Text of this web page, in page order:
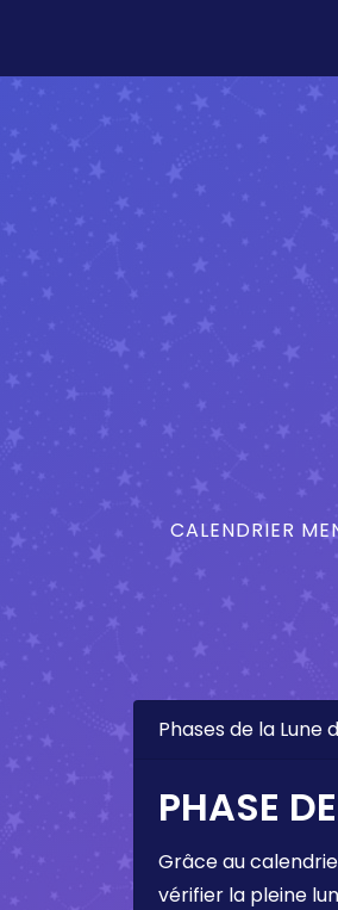
CALENDRIER
Phases de la Lune
PHASE
Grâce au
vérifier la pleine